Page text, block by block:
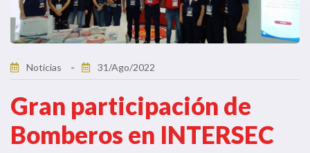
Noticias 31/Ago/2022
Gran participación de
Bomberos en INTERSEC